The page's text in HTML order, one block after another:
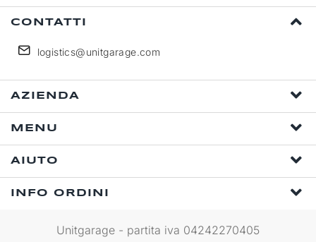
CONTATTI
logistics@unitgarage.com
AZIENDA
MENU
AIUTO
INFO ORDINI
Unitgarage - partita iva 04242270405